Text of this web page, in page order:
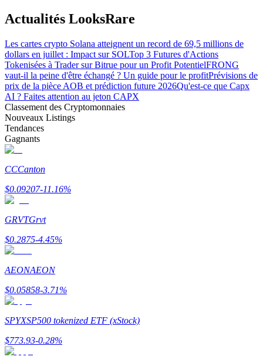
Stratégies de trading
Apprenez à rester rentable
Gagnez quotidiennement des récompenses compétitives
Actualités LooksRare
Les cartes crypto Solana atteignent un record de 69,5 millions de
dollars en juillet : Impact sur SOLTop 3 Futures d'Actions
Tokenisées à Trader sur Bitrue pour un Profit PotentielFRONG
vaut-il la peine d'être échangé ? Un guide pour le profitPrévisions de
prix de la pièce AOB et prédiction future 2026Qu'est-ce que Capx
AI ? Faites attention au jeton CAPX
Classement des Cryptomonnaies
Nouveaux Listings
Tendances
Gagnants
CCCanton
$0.09207-11.16%
GRVTGrvt
$0.2875-4.45%
AEONAEON
$0.05858-3.71%
SPYXSP500 tokenized ETF (xStock)
$773.93-0.28%